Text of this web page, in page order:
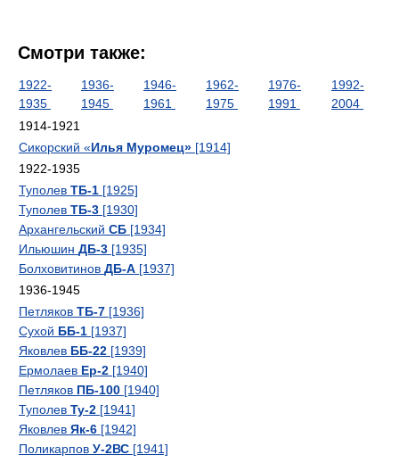
Смотри также:
1922-
1935
1936-
1945
1946-
1961
1962-
1975
1976-
1991
1992-
2004
1914-1921
Сикорский «Илья Муромец» [1914]
1922-1935
Туполев ТБ-1 [1925]
Туполев ТБ-3 [1930]
Архангельский СБ [1934]
Ильюшин ДБ-3 [1935]
Болховитинов ДБ-А [1937]
1936-1945
Петляков ТБ-7 [1936]
Сухой ББ-1 [1937]
Яковлев ББ-22 [1939]
Ермолаев Ер-2 [1940]
Петляков ПБ-100 [1940]
Туполев Ту-2 [1941]
Яковлев Як-6 [1942]
Поликарпов У-2ВС [1941]